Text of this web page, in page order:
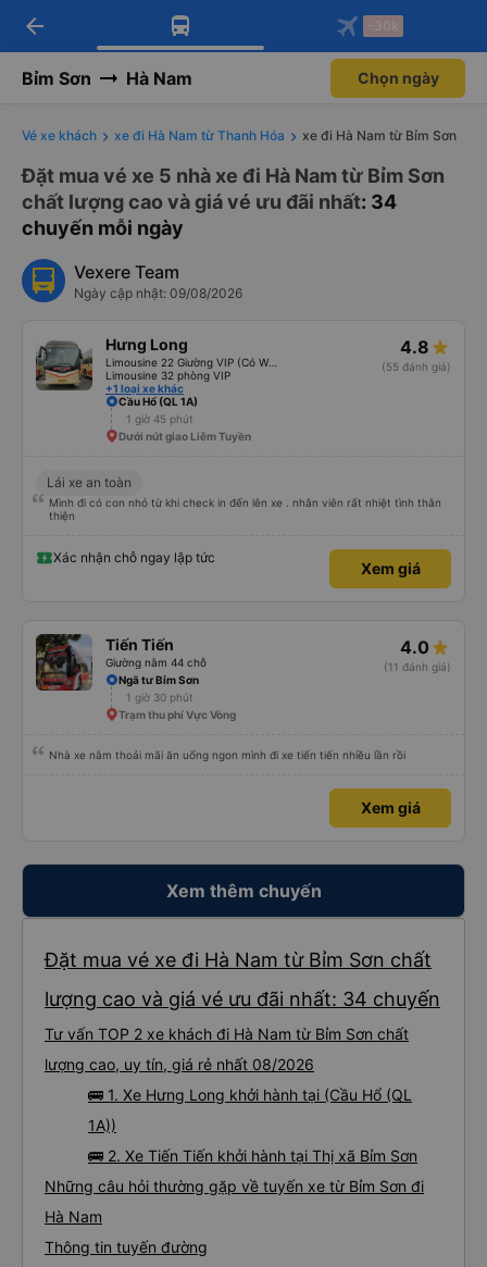
Tải app Vexere ngay!
Nhận ưu đãi thành viên độc
Mở app
Tải app Vexere
-30k/ghế khi đặt vé máy bay qua
Mở app
arrow_back -30k
Bỉm Sơn Hà Nam Chọn ngày
Vé xe khách xe đi Hà Nam từ Thanh Hóa xe đi Hà Nam từ Bỉm Sơn
Đặt mua vé xe 5 nhà xe đi Hà Nam từ Bỉm Sơn
chất lượng cao và giá vé ưu đãi nhất: 34
chuyến mỗi ngày
Vexere Team
Ngày cập nhật: 09/08/2026
Hưng Long
Limousine 32 phòng VIP
+1 loại xe khác
4.8
(55 đánh giá)
Cầu Hổ (QL 1A)
1 giờ 45 phút
Dưới nút giao Liêm Tuyền
Lái xe an toàn
Mình đi có con nhỏ từ khi check in đến lên xe . nhân viên rất nhiệt tình thân
thiện
Xác nhận chỗ ngay lập tức
Xem giá
Tiến Tiến
Giường nằm 44 chỗ
4.0
(11 đánh giá)
Ngã tư Bỉm Sơn
1 giờ 30 phút
Trạm thu phí Vực Vòng
Nhà xe nằm thoải mãi ăn uống ngon mình đi xe tiến tiến nhiều lần rồi
Xem giá
Xem thêm chuyến
Đặt mua vé xe đi Hà Nam từ Bỉm Sơn chất
lượng cao và giá vé ưu đãi nhất: 34 chuyến
Tư vấn TOP 2 xe khách đi Hà Nam từ Bỉm Sơn chất
lượng cao, uy tín, giá rẻ nhất 08/2026
🚌 1. Xe Hưng Long khởi hành tại (Cầu Hổ (QL
1A))
🚌 2. Xe Tiến Tiến khởi hành tại Thị xã Bỉm Sơn
Những câu hỏi thường gặp về tuyến xe từ Bỉm Sơn đi
Hà Nam
Thông tin tuyến đường